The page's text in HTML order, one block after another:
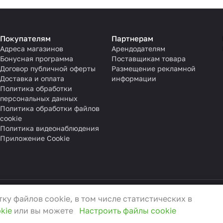
Покупателям
Адреса магазинов
Бонусная программа
Договор публичной оферты
Доставка и оплата
Политика обработки
персональных данных
Политика обработки файлов
cookie
Политика видеонаблюдения
Приложение Cookie
Партнерам
Арендодателям
Поставщикам товара
Размещение рекламной
информации
г.
, e-mail: info@3ceni.by
файлов cookie, в том числе статистических в
или вы можете Настроить файлы cookie